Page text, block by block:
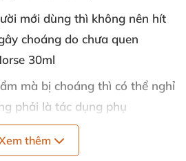
mới dùng thì không nên hít
choáng do chưa quen
30ml
mà bị choáng thì có thể nghỉ
phải là tác dụng phụ
cao su để tăng thêm khoái
thêm